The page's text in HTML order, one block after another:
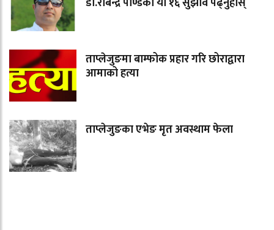
ताप्लेजुङमा बाम्फोक प्रहार गरि छोराद्वारा
आमाको हत्या
ताप्लेजुङका एभेङ मृत अवस्थाम फेला